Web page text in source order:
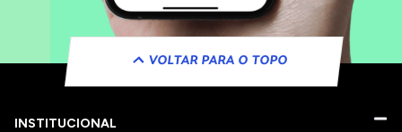
VOLTAR PARA O TOPO
INSTITUCIONAL